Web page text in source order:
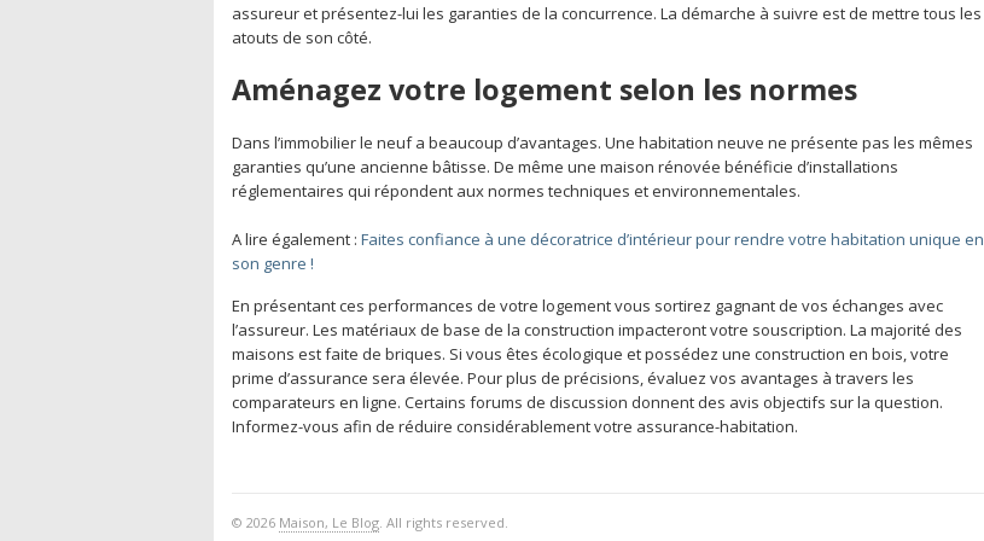
assureur et présentez-lui les garanties de la concurrence. La démarche à suivre est de mettre tous les
atouts de son côté.
Aménagez votre logement selon les normes
Dans l’immobilier le neuf a beaucoup d’avantages. Une habitation neuve ne présente pas les mêmes
garanties qu’une ancienne bâtisse. De même une maison rénovée bénéficie d’installations
réglementaires qui répondent aux normes techniques et environnementales.
A lire également : Faites confiance à une décoratrice d’intérieur pour rendre votre habitation unique en
son genre !
En présentant ces performances de votre logement vous sortirez gagnant de vos échanges avec
l’assureur. Les matériaux de base de la construction impacteront votre souscription. La majorité des
maisons est faite de briques. Si vous êtes écologique et possédez une construction en bois, votre
prime d’assurance sera élevée. Pour plus de précisions, évaluez vos avantages à travers les
comparateurs en ligne. Certains forums de discussion donnent des avis objectifs sur la question.
Informez-vous afin de réduire considérablement votre assurance-habitation.
© 2026 Maison, Le Blog . All rights reserved.